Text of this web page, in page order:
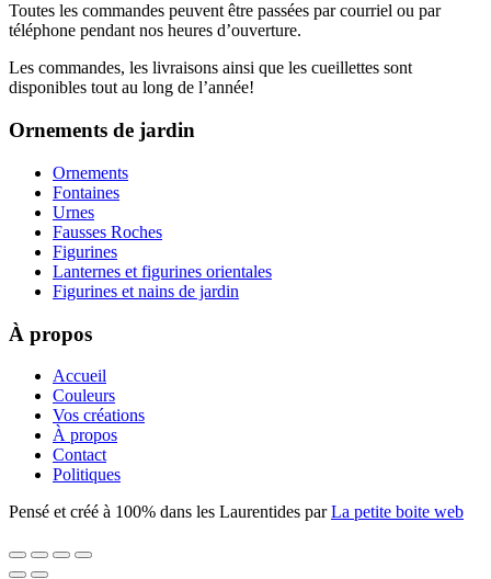
Toutes les commandes peuvent être passées par courriel ou par
téléphone pendant nos heures d’ouverture.
Les commandes, les livraisons ainsi que les cueillettes sont
disponibles tout au long de l’année!
Ornements de jardin
Ornements
Fontaines
Urnes
Fausses Roches
Figurines
Lanternes et figurines orientales
Figurines et nains de jardin
À propos
Accueil
Couleurs
Vos créations
À propos
Contact
Politiques
Pensé et créé à 100% dans les Laurentides parLa petite boite web